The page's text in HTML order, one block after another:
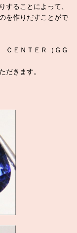
することによって、
を作りだすことがで
ＥＮＴＥＲ（ＧＧ
だきます。